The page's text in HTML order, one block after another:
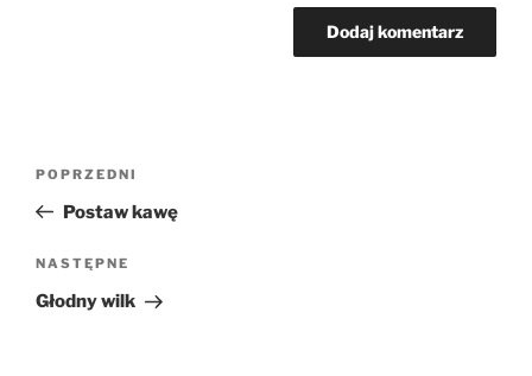
Poprzedni
wpis
POPRZEDNI
Postaw kawę
Następny
wpis
NASTĘPNE
Głodny wilk